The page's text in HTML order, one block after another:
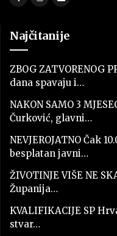
Najčitanije
ZBOG ZATVORENOG
dana spavaju i…
NAKON SAMO 3
Čurković, glavni…
NEVJEROJATNO Čak
besplatan javni…
ŽIVOTINJE VIŠE NE
Županija…
KVALIFIKACIJE SP
stvar…